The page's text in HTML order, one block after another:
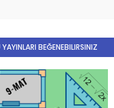
BEĞENEBILIRSINIZ